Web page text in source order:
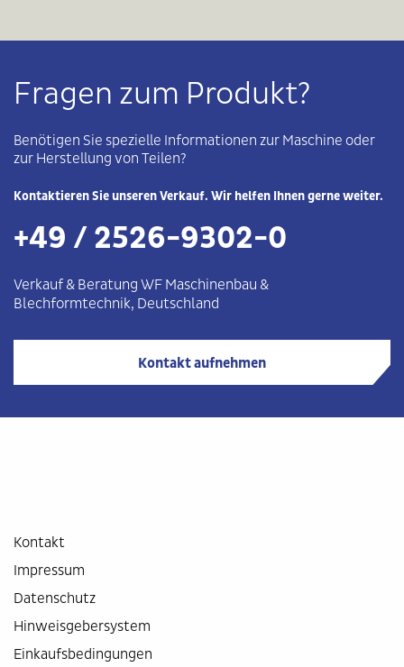
Fragen zum Produkt?
Benötigen Sie spezielle Informationen zur Maschine oder
zur Herstellung von Teilen?
Kontaktieren Sie unseren Verkauf. Wir helfen Ihnen gerne weiter.
+49 / 2526-9302-0
Verkauf & Beratung WF Maschinenbau &
Blechformtechnik, Deutschland
Kontakt aufnehmen
Kontakt
Impressum
Datenschutz
Hinweisgebersystem
Einkaufsbedingungen